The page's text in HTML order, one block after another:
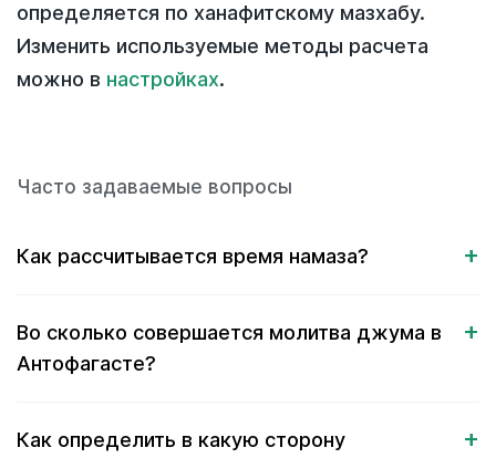
определяется по ханафитскому мазхабу.
Изменить используемые методы расчета
можно в настройках.
Часто задаваемые вопросы
Как рассчитывается время намаза?
Во сколько совершается молитва джума в
Антофагасте?
Как определить в какую сторону